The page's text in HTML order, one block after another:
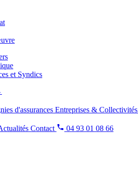
et Syndics
d'assurances Entreprises & Collectivités
Contact 04 93 01 08 66